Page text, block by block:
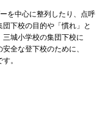
を中心に整列したり、点呼
下校の目的や「慣れ」と
三城小学校の集団下校に
全な登下校のために、
。